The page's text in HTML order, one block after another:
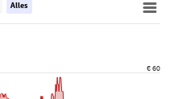
€ 60
Alles